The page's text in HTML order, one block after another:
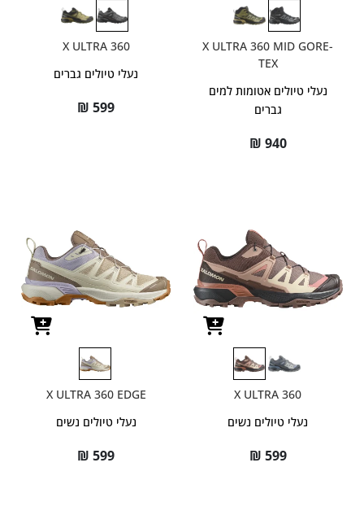
X ULTRA 360 MID GORE-
TEX
נעלי טיולים אטומות למים
גברים
₪ 940
X ULTRA 360
נעלי טיולים גברים
₪ 599
X ULTRA 360
נעלי טיולים נשים
₪ 599
X ULTRA 360 EDGE
נעלי טיולים נשים
₪ 599